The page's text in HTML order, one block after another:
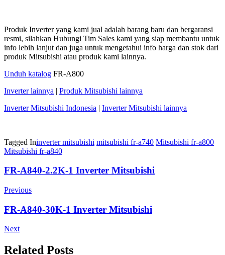
Produk Inverter yang kami jual adalah barang baru dan bergaransi
resmi, silahkan Hubungi Tim Sales kami yang siap membantu untuk
info lebih lanjut dan juga untuk mengetahui info harga dan stok dari
produk Mitsubishi atau produk kami lainnya.
Unduh katalog FR-A800
Inverter lainnya | Produk Mitsubishi lainnya
Inverter Mitsubishi Indonesia | Inverter Mitsubishi lainnya
Tagged Ininverter mitsubishi mitsubishi fr-a740 Mitsubishi fr-a800
Mitsubishi fr-a840
Post
Navigation
FR-A840-2.2K-1 Inverter Mitsubishi
Previous
FR-A840-30K-1 Inverter Mitsubishi
Next
Related Posts